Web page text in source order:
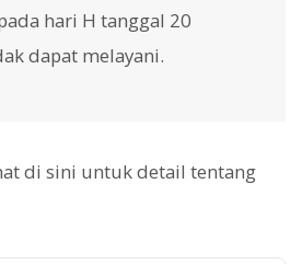
hari H tanggal 20
dapat melayani.
di sini untuk detail tentang